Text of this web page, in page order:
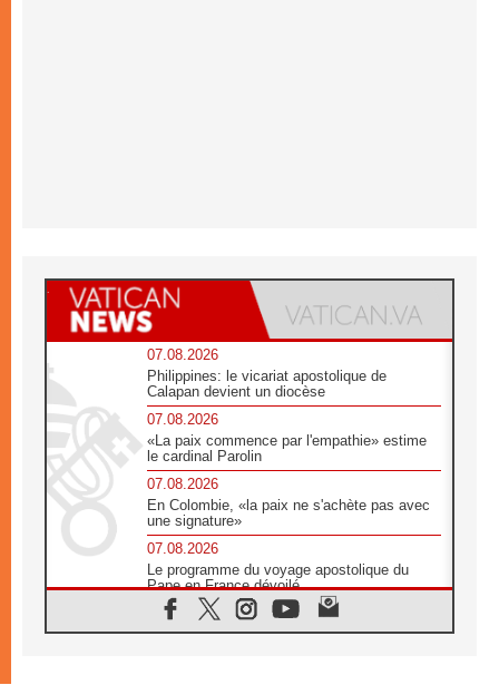
07.08.2026
Philippines: le vicariat apostolique de
Calapan devient un diocèse
07.08.2026
«La paix commence par l'empathie» estime
le cardinal Parolin
07.08.2026
En Colombie, «la paix ne s'achète pas avec
une signature»
07.08.2026
Le programme du voyage apostolique du
Pape en France dévoilé
07.08.2026
1ère Conférence continentale sur l'éducation